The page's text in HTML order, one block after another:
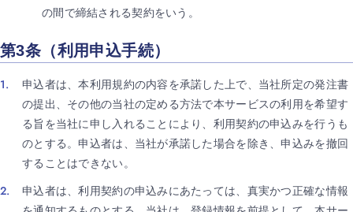
の間で締結される契約をいう。
第3条（利用申込手続）
申込者は、本利用規約の内容を承諾した上で、当社所定の発注書
の提出、その他の当社の定める方法で本サービスの利用を希望す
る旨を当社に申し入れることにより、利用契約の申込みを行うも
のとする。申込者は、当社が承諾した場合を除き、申込みを撤回
することはできない。
申込者は、利用契約の申込みにあたっては、真実かつ正確な情報